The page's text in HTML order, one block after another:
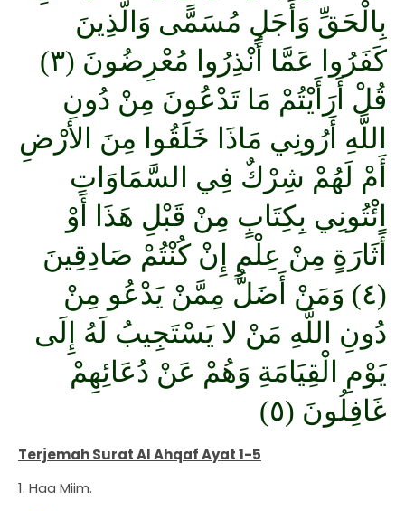
بِالْحَقِّ وَأَجَلٍ مُسَمًّى وَالَّذِينَ
كَفَرُوا عَمَّا أُنْذِرُوا مُعْرِضُونَ (٣)
قُلْ أَرَأَيْتُمْ مَا تَدْعُونَ مِنْ دُونِ
اللَّهِ أَرُونِي مَاذَا خَلَقُوا مِنَ الأرْضِ
أَمْ لَهُمْ شِرْكٌ فِي السَّمَاوَاتِ
اِئْتُونِي بِكِتَابٍ مِنْ قَبْلِ هَذَا أَوْ
أَثَارَةٍ مِنْ عِلْمٍ إِنْ كُنْتُمْ صَادِقِينَ
(٤) وَمَنْ أَضَلُّ مِمَّنْ يَدْعُو مِنْ
دُونِ اللَّهِ مَنْ لا يَسْتَجِيبُ لَهُ إِلَى
يَوْمِ الْقِيَامَةِ وَهُمْ عَنْ دُعَائِهِمْ
غَافِلُونَ (٥)
Terjemah Surat Al Ahqaf Ayat 1-5
1. Haa Miim.